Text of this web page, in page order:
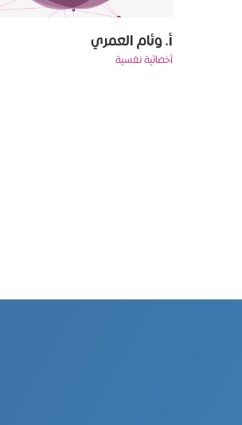
أ. وئام العمري
‏‏‏‏‏‏‏‏أخصائية نفسية